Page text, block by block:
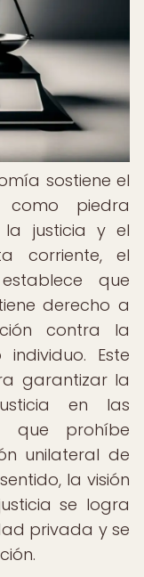
sostiene el
piedra
justicia y el
corriente, el
que
derecho a
contra la
Este
garantizar la
en las
que prohíbe
unilateral de
la visión
se logra
privada y se